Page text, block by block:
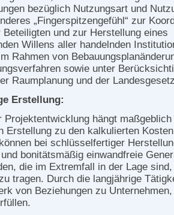
bezüglich Nutzungsart und
„Fingerspitzengefühl“ zur
und zur Herstellung eines
Willens aller handelnden
Rahmen von
sowie unter
Raumplanung und der
Erstellung:
Projektentwicklung hängt
Erstellung zu den kalkulierten
bei schlüsselfertiger
bonitätsmäßig einwandfreie
die im Extremfall in der Lage
tragen. Durch die langjährige
von Beziehungen zu